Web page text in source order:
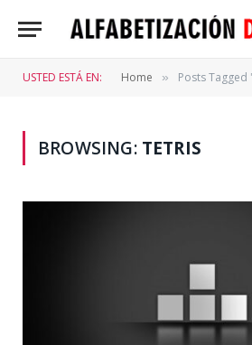
USTED ESTÁ EN: Home » Posts Tagged
BROWSING: TETRIS